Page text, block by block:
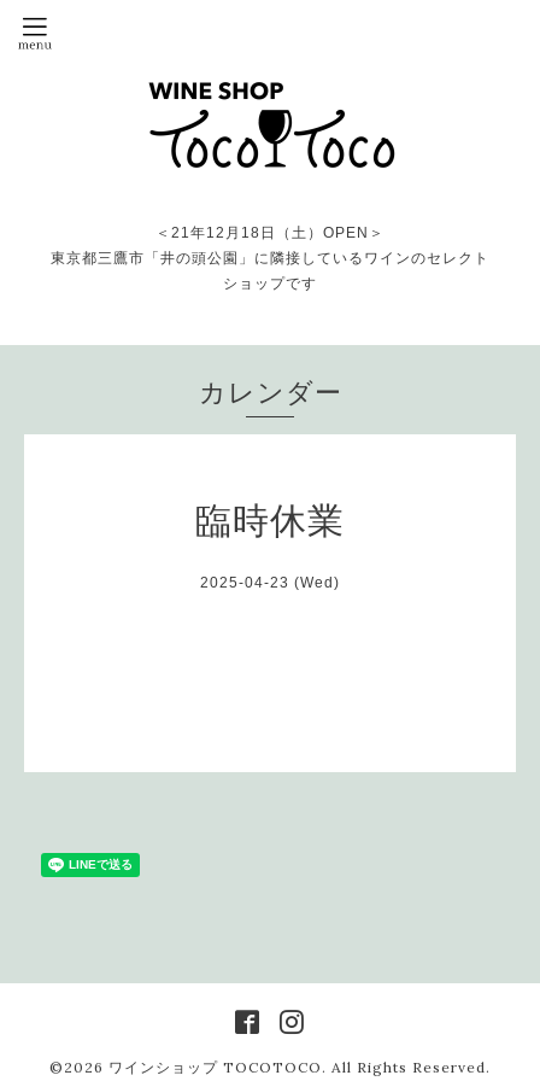
＜21年12月18日（土）OPEN＞
東京都三鷹市「井の頭公園」に隣接しているワインのセレクト
ショップです
カレンダー
臨時休業
2025-04-23 (Wed)
©2026 ワインショップ TOCOTOCO . All Rights Reserved.